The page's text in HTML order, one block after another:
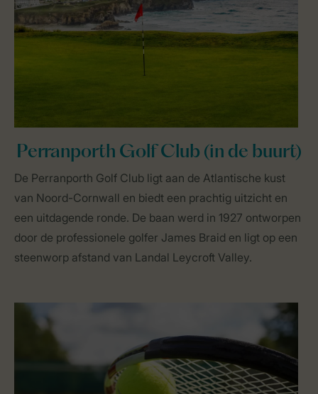
Perranporth Golf Club (in de buurt)
De Perranporth Golf Club ligt aan de Atlantische kust
van Noord-Cornwall en biedt een prachtig uitzicht en
een uitdagende ronde. De baan werd in 1927 ontworpen
door de professionele golfer James Braid en ligt op een
steenworp afstand van Landal Leycroft Valley.